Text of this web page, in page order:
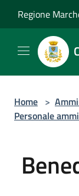
Regione
Home >
Personale